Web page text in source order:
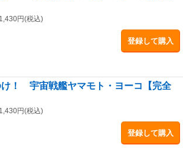
円(税込)
登録して購入
け！ 宇宙戦艦ヤマモト・ヨーコ【完全
円(税込)
登録して購入